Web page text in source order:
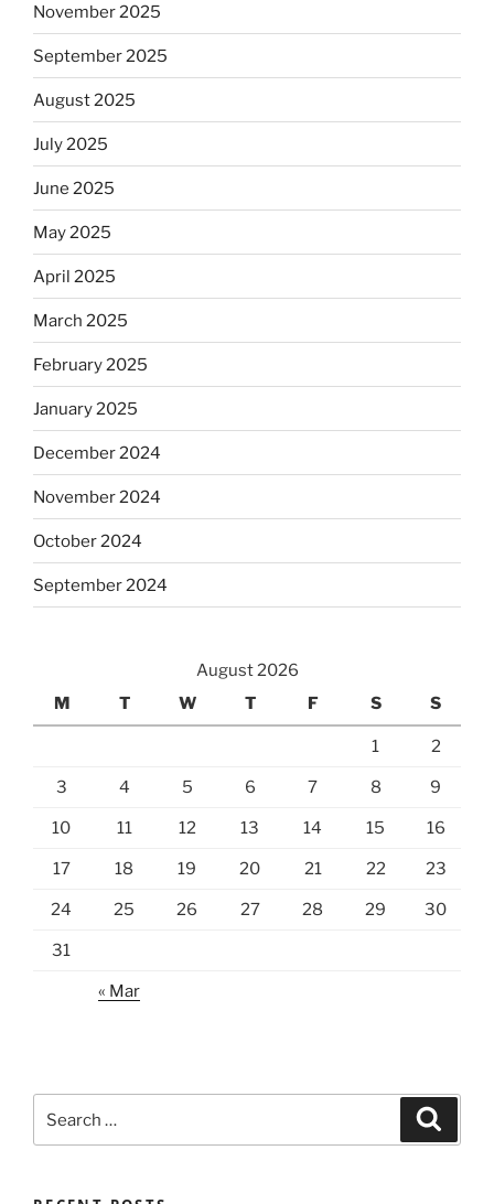
November 2025
September 2025
August 2025
July 2025
June 2025
May 2025
April 2025
March 2025
February 2025
January 2025
December 2024
November 2024
October 2024
September 2024
August 2026
M
T W T F S S
1 2
3 4 5 6 7 8 9
10 11 12 13 14 15 16
17 18 19 20 21 22 23
24 25 26 27 28 29 30
31
« Mar
for: